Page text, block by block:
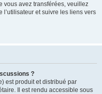
vous avez transférées, veuillez
et suivre les liens vers
?
est produit et distribué par
Il est rendu accessible sous